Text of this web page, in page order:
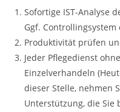
Sofortige IST-Analyse
Ggf.
Produktivität prüfen
Jeder Pflegedienst
Einzelverhandeln
dieser Stelle, nehmen
Unterstützung, die Sie